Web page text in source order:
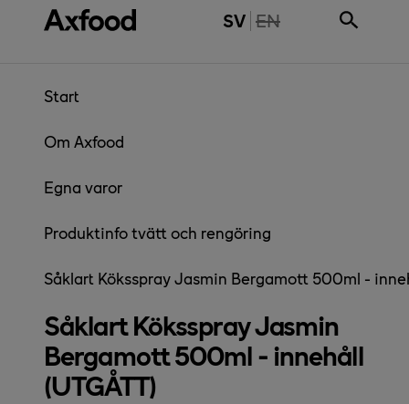
Gå direkt till innehåll SV THE PAGE IS NOT
EN
Start
Om Axfood
Egna varor
Produktinfo tvätt och rengöring
Såklart Köksspray Jasmin Bergamott 500ml -
Såklart Köksspray Jasmin
Bergamott 500ml - innehåll
(UTGÅTT)